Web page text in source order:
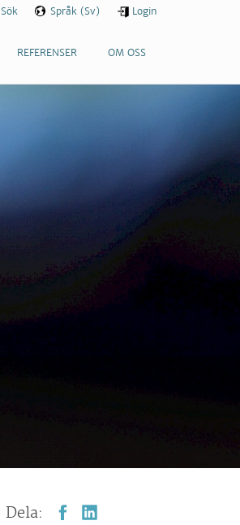
REFERENSER OM OSS
Sök Språk (Sv) Login
Dela: